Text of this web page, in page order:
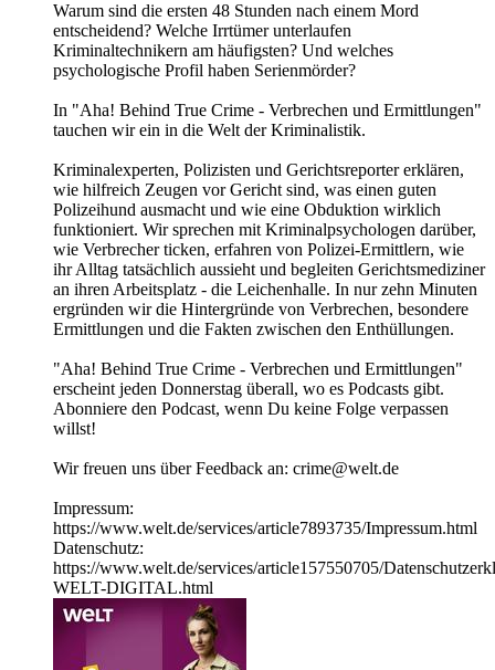
Warum sind die ersten 48 Stunden nach einem Mord
entscheidend? Welche Irrtümer unterlaufen
Kriminaltechnikern am häufigsten? Und welches
psychologische Profil haben Serienmörder?
In "Aha! Behind True Crime - Verbrechen und Ermittlungen"
tauchen wir ein in die Welt der Kriminalistik.
Kriminalexperten, Polizisten und Gerichtsreporter erklären,
wie hilfreich Zeugen vor Gericht sind, was einen guten
Polizeihund ausmacht und wie eine Obduktion wirklich
funktioniert. Wir sprechen mit Kriminalpsychologen darüber,
wie Verbrecher ticken, erfahren von Polizei-Ermittlern, wie
ihr Alltag tatsächlich aussieht und begleiten Gerichtsmediziner
an ihren Arbeitsplatz - die Leichenhalle. In nur zehn Minuten
ergründen wir die Hintergründe von Verbrechen, besondere
Ermittlungen und die Fakten zwischen den Enthüllungen.
"Aha! Behind True Crime - Verbrechen und Ermittlungen"
erscheint jeden Donnerstag überall, wo es Podcasts gibt.
Abonniere den Podcast, wenn Du keine Folge verpassen
willst!
Wir freuen uns über Feedback an: crime@welt.de
Impressum:
https://www.welt.de/services/article7893735/Impressum.html
Datenschutz:
https://www.welt.de/services/article157550705/
WELT-DIGITAL.html